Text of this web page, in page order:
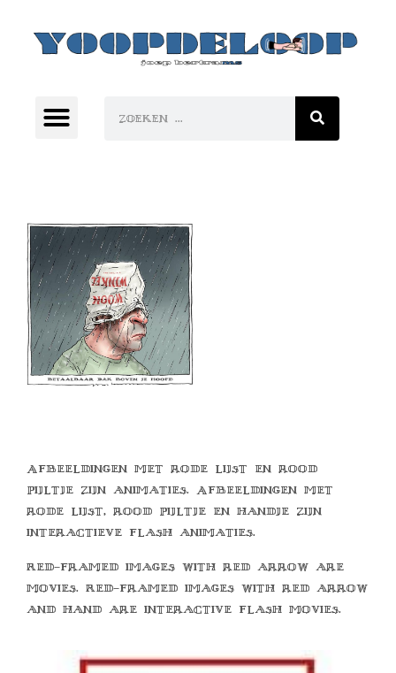
Afbeeldingen met rode lijst en rood
pijltje zijn animaties. Afbeeldingen met
rode lijst, rood pijltje en handje zijn
interactieve flash animaties.
Red-framed images with red arrow are
movies. Red-framed images with red arrow
and hand are interactive flash movies.